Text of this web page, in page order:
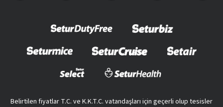
Belirtilen fiyatlar T.C. ve K.K.T.C. vatandaşları için geçerli olup tesisler